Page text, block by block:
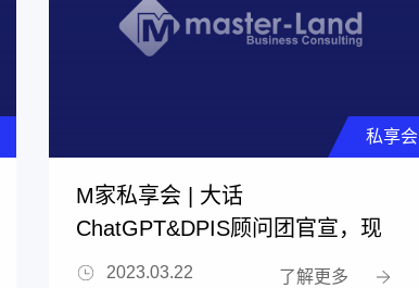
私享会
M家私享会 | 大话
ChatGPT&DPIS顾问团官宣，现
场花絮曝光！
2023.03.22 了解更多